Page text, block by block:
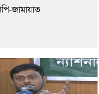
জামায়াত